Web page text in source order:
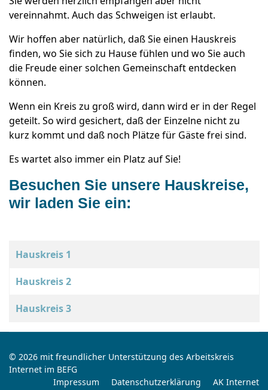
vereinnahmt. Auch das Schweigen ist erlaubt.
Wir hoffen aber natürlich, daß Sie einen Hauskreis
finden, wo Sie sich zu Hause fühlen und wo Sie auch
die Freude einer solchen Gemeinschaft entdecken
können.
Wenn ein Kreis zu groß wird, dann wird er in der Regel
geteilt. So wird gesichert, daß der Einzelne nicht zu
kurz kommt und daß noch Plätze für Gäste frei sind.
Es wartet also immer ein Platz auf Sie!
Besuchen Sie unsere Hauskreise,
wir laden Sie ein:
Titel
Hauskreis 1
Hauskreis 2
Hauskreis 3
© 2026 mit freundlicher Unterstützung des Arbeitskreis
Internet im BEFG
Impressum
Datenschutzerklärung AK Internet